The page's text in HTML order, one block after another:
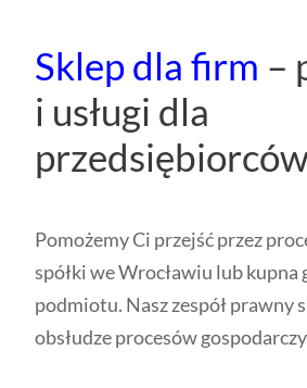
Sklep dla firm –
i usługi dla
Pomożemy Ci przejść przez
spółki we Wrocławiu lub kupna
podmiotu. Nasz zespół prawny
obsłudze procesów